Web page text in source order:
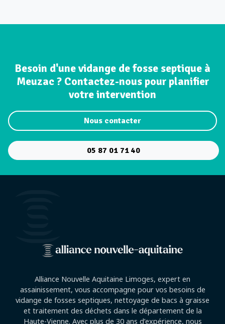
Besoin d'une vidange de fosse septique à
Meuzac ? Contactez-nous pour planifier
votre intervention
Nous contacter
05 87 01 71 40
Alliance Nouvelle Aquitaine Limoges, expert en
assainissement, vous accompagne pour vos besoins de
vidange de fosses septiques, nettoyage de bacs à graisse
et traitement des déchets dans le département de la
Haute-Vienne. Avec plus de 30 ans d’expérience, nous